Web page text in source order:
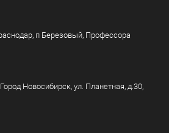
п Березовый, Профессора
Новосибирск, ул. Планетная, д.30,